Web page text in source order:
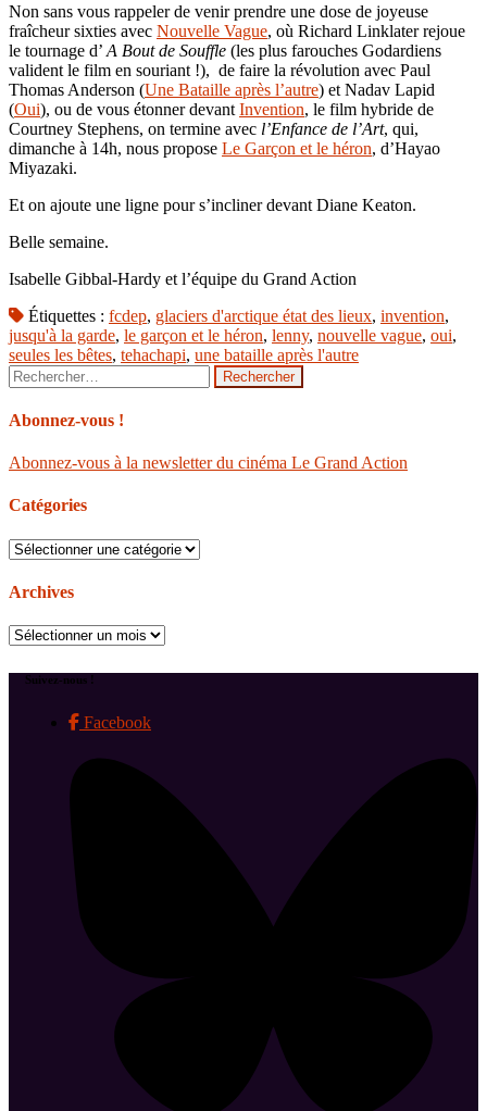
Non sans vous rappeler de venir prendre une dose de joyeuse
fraîcheur sixties avec Nouvelle Vague, où Richard Linklater rejoue
le tournage d’ A Bout de Souffle (les plus farouches Godardiens
valident le film en souriant !), de faire la révolution avec Paul
Thomas Anderson (Une Bataille après l’autre) et Nadav Lapid
(Oui), ou de vous étonner devant Invention, le film hybride de
Courtney Stephens, on termine avec l’Enfance de l’Art, qui,
dimanche à 14h, nous propose Le Garçon et le héron, d’Hayao
Miyazaki.
Et on ajoute une ligne pour s’incliner devant Diane Keaton.
Belle semaine.
Isabelle Gibbal-Hardy et l’équipe du Grand Action
Étiquettes : fcdep, glaciers d'arctique état des lieux, invention,
jusqu'à la garde, le garçon et le héron, lenny, nouvelle vague, oui,
seules les bêtes, tehachapi, une bataille après l'autre
Rechercher :
Abonnez-vous !
Abonnez-vous à la newsletter du cinéma Le Grand Action
Catégories
Catégories
Archives
Archives
Suivez-nous !
Facebook